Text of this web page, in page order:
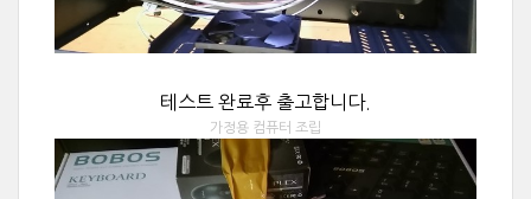
테스트 완료후 출고합니다.
가정용 컴퓨터 조립